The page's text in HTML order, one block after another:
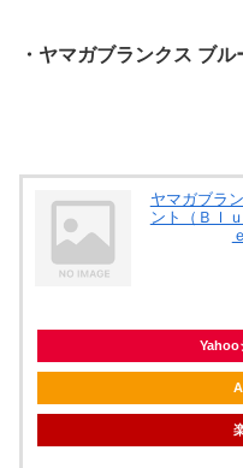
・ヤマガブランクス ブ
ヤマガブラ
ント（Ｂｌ
Yahoo